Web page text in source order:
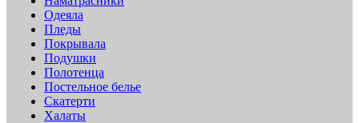
Одеяла
Пледы
Покрывала
Подушки
Полотенца
Постельное белье
Скатерти
Халаты